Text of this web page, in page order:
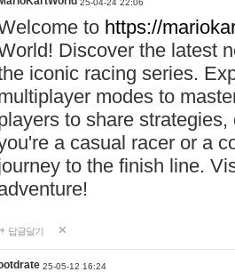
25-04-24 22:06
to https://
Discover the latest
iconic racing series.
modes to
to share
a casual racer or a
to the finish line.
답글달기
25-05-12 16:24